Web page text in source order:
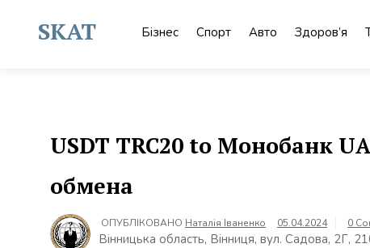
contentSKAT Бізнес Спорт Авто Здоров’я
USDT TRC20 to Монобанк
обмена
ОПУБЛІКОВАНО Наталія Іваненко 05.04.2024 0
Вінницька область, Вінниця, вул. Садова, 2Г,